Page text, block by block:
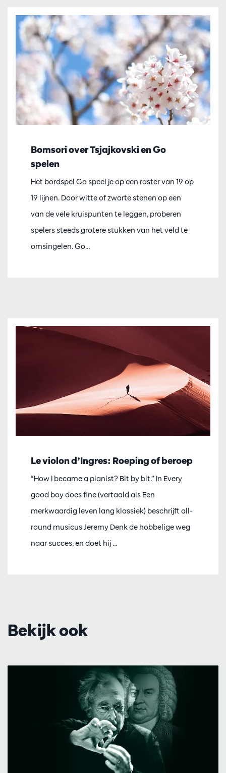
Bomsori over Tsjajkovski en Go
spelen
Het bordspel Go speel je op een raster van 19 op
19 lijnen. Door witte of zwarte stenen op een
van de vele kruispunten te leggen, proberen
spelers steeds grotere stukken van het veld te
omsingelen. Go…
Le violon d’Ingres: Roeping of beroep
“How I became a pianist? Bit by bit.” In Every
good boy does fine (vertaald als Een
merkwaardig leven lang klassiek) beschrijft all-
round musicus Jeremy Denk de hobbelige weg
naar succes, en doet hij …
Bekijk ook